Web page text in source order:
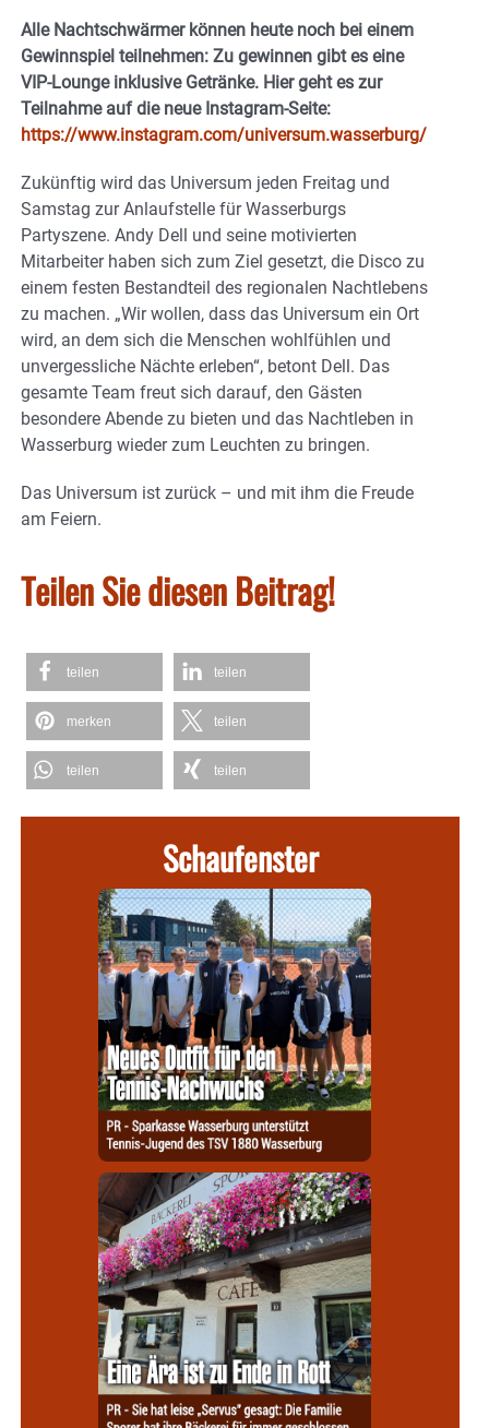
Alle Nachtschwärmer können heute noch bei einem
Gewinnspiel teilnehmen: Zu gewinnen gibt es eine
VIP-Lounge inklusive Getränke. Hier geht es zur
Teilnahme auf die neue Instagram-Seite:
https://www.instagram.com/universum.wasserburg/
Zukünftig wird das Universum jeden Freitag und
Samstag zur Anlaufstelle für Wasserburgs
Partyszene. Andy Dell und seine motivierten
Mitarbeiter haben sich zum Ziel gesetzt, die Disco zu
einem festen Bestandteil des regionalen Nachtlebens
zu machen. „Wir wollen, dass das Universum ein Ort
wird, an dem sich die Menschen wohlfühlen und
unvergessliche Nächte erleben“, betont Dell. Das
gesamte Team freut sich darauf, den Gästen
besondere Abende zu bieten und das Nachtleben in
Wasserburg wieder zum Leuchten zu bringen.
Das Universum ist zurück – und mit ihm die Freude
am Feiern.
Teilen Sie diesen Beitrag!
teilen teilen
merken teilen
teilen teilen
Schaufenster